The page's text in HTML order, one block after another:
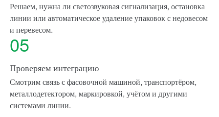
Решаем, нужна ли светозвуковая сигнализация, остановка
линии или автоматическое удаление упаковок с недовесом
и перевесом.
05
Проверяем интеграцию
Смотрим связь с фасовочной машиной, транспортёром,
металлодетектором, маркировкой, учётом и другими
системами линии.